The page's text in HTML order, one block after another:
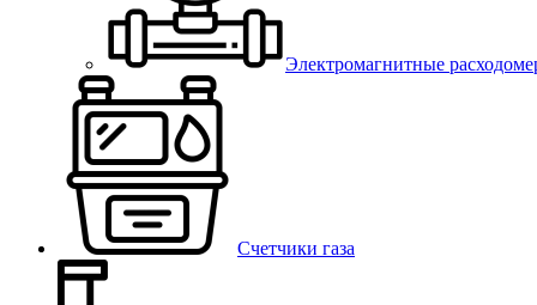
Электромагнитные
Счетчики газа